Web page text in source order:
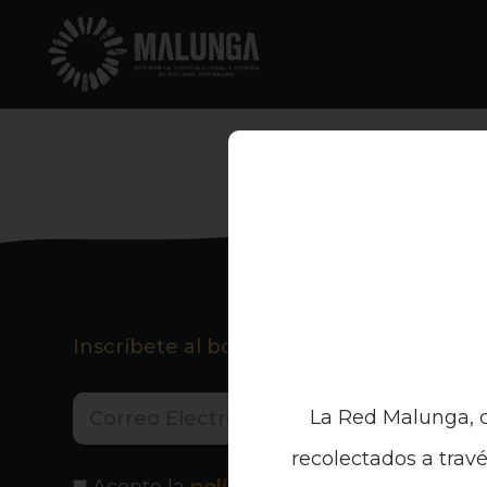
Inscríbete al boletín informativo
La Red Malunga,
recolectados a